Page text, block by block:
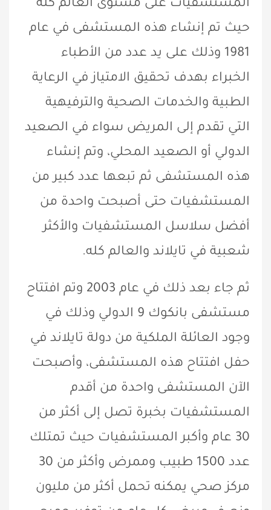
المستشفيات على مستوى العالم كله
حيث تم إنشاء هذه المستشفى في عام
1981 وذلك على يد عدد من الأطباء
الخبراء بهدف تحقيق الامتياز في الرعاية
الطبية والخدمات الصحية والترفيهية
التي تقدم إلى المريض سواء في الصعيد
الدولي أو الصعيد المحلي، وتم إنشاء
هذه المستشفى ثم تبعها عدد كبير من
المستشفيات حتى أصبحت واحدة من
أفضل سلاسل المستشفيات والأكثر
شعبية في تايلاند والعالم كله.
ثم جاء بعد ذلك في عام 2003 وتم افتتاح
مستشفى بانكوك 9 الدولي وذلك في
وجود العائلة الملكية من دولة تايلاند في
حفل افتتاح هذه المستشفى، وأصبحت
الآن المستشفى واحدة من أقدم
المستشفيات بخبرة تصل إلى أكثر من
30 عام وأكبر المستشفيات حيث تمتلك
عدد 1500 طبيب وممرض وأكثر من 30
مركز صحي يمكنه تحمل أكثر من مليون